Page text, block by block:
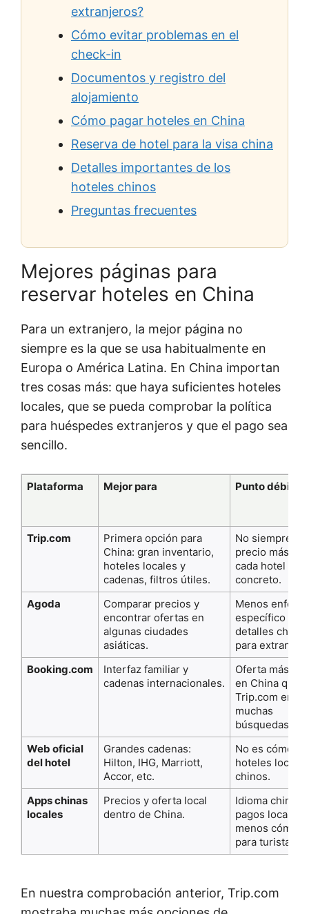
extranjeros?
Cómo evitar problemas en el
check-in
Documentos y registro del
alojamiento
Cómo pagar hoteles en China
Reserva de hotel para la visa china
Detalles importantes de los
hoteles chinos
Preguntas frecuentes
Mejores páginas para
reservar hoteles en China
Para un extranjero, la mejor página no
siempre es la que se usa habitualmente en
Europa o América Latina. En China importan
tres cosas más: que haya suficientes hoteles
locales, que se pueda comprobar la política
para huéspedes extranjeros y que el pago sea
sencillo.
Plataforma Mejor para Punto débil
Trip.com
Primera opción para
China: gran inventario,
hoteles locales y
cadenas, filtros útiles.
No siempre
precio más
cada hotel
concreto.
Agoda
Comparar precios y
encontrar ofertas en
algunas ciudades
asiáticas.
Menos
específico en
detalles chinos
para
Booking.com
Interfaz familiar y
cadenas internacionales.
Oferta más
en China que
Trip.com en
muchas
búsquedas.
Web oficial
del hotel
Grandes cadenas:
Hilton, IHG, Marriott,
Accor, etc.
No es cómodo
hoteles locales
chinos.
Apps chinas
locales
Precios y oferta local
dentro de China.
Idioma chino,
pagos locales,
menos
para turistas.
En nuestra comprobación anterior, Trip.com